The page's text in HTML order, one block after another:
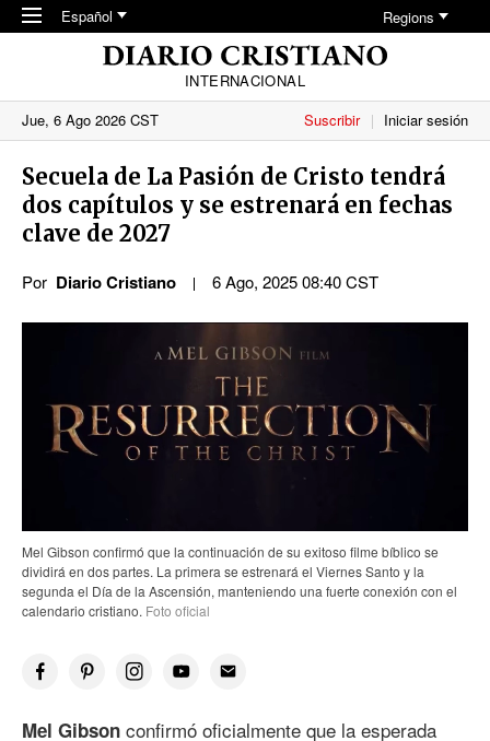
Skip to main content
Español Regions
INTERNACIONAL
Jue, 6 Ago 2026 CST
Suscribir Iniciar sesión
Secuela de La Pasión de Cristo tendrá
dos capítulos y se estrenará en fechas
clave de 2027
Por Diario Cristiano 6 Ago, 2025 08:40 CST
Mel Gibson confirmó que la continuación de su exitoso filme bíblico se
dividirá en dos partes. La primera se estrenará el Viernes Santo y la
segunda el Día de la Ascensión, manteniendo una fuerte conexión con el
calendario cristiano. Foto oficial
Mel Gibson confirmó oficialmente que la esperada